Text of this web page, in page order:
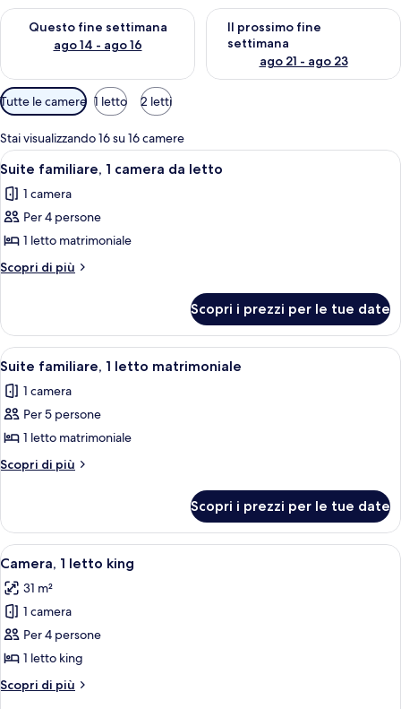
Questo fine settimana
ago 14 - ago 16
Verifica la disponibilità per questo fine settimana, ago 14 -
Il prossimo fine
settimana
ago 21 - ago 23
Verifica la disponibilità per il
Filtri
disponibili
per
le
camere
Tutte le camere 1 letto 2 letti
Stai visualizzando 16 su 16 camere
Apri
tutte
le
foto
per
Suite
camera
da
letto
Una camera con un letto a castello,
4
Suite familiare, 1 camera da letto
1 camera
Per 4 persone
1 letto matrimoniale
Scopri di più
Altri
familiare,
camera
letto
Scopri i prezzi per le tue date
Apri
tutte
le
foto
per
Suite
letto
matrimoniale
Camera con letto a castello con
5
Suite familiare, 1 letto matrimoniale
1 camera
Per 5 persone
1 letto matrimoniale
Scopri di più
Altri
familiare,
letto
Scopri i prezzi per le tue date
Apri
tutte
le
foto
per
Camera,
1
letto
Camera d'albergo con un letto
6
Camera, 1 letto king
31 m²
1 camera
Per 4 persone
1 letto king
Scopri di più
Altri